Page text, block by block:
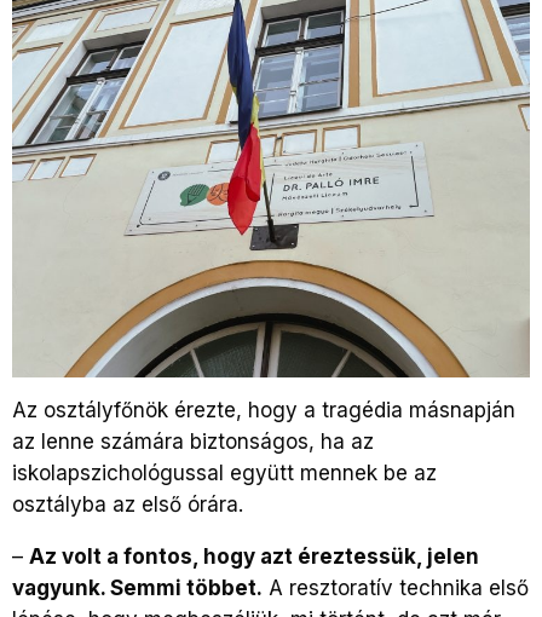
Az osztályfőnök érezte, hogy a tragédia másnapján
az lenne számára biztonságos, ha az
iskolapszichológussal együtt mennek be az
osztályba az első órára.
– Az volt a fontos, hogy azt éreztessük, jelen
vagyunk. Semmi többet. A resztoratív technika első